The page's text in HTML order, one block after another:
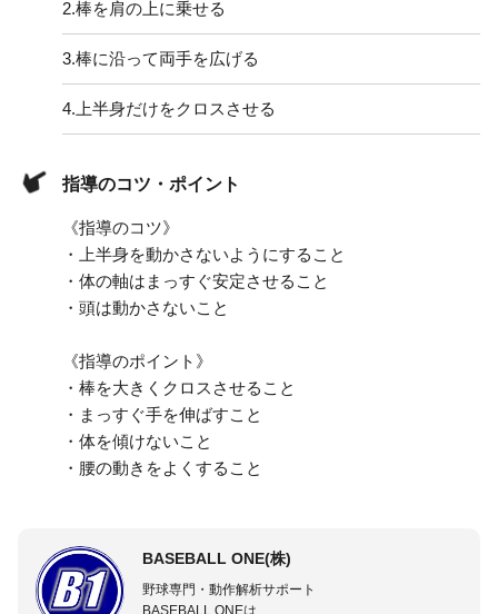
2.棒を肩の上に乗せる
3.棒に沿って両手を広げる
4. 上半身だけをクロスさせる
指導のコツ・ポイント
《指導のコツ》
・上半身を動かさないようにすること
・体の軸はまっすぐ安定させること
・頭は動かさないこと
《指導のポイント》
・棒を大きくクロスさせること
・まっすぐ手を伸ばすこと
・体を傾けないこと
・腰の動きをよくすること
BASEBALL ONE(株)
野球専門・動作解析サポート
BASEBALL ONEは